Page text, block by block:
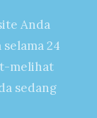
Anda
24
melihat
sedang